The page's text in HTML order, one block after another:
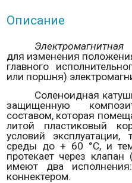
Описание
для изменения
главного
или поршня)
Соленоидная
защищенную
составом, которая
литой пластиковый
условий эксплуатации,
среды до + 60 °С, и
протекает через
имеют два
коннектером.